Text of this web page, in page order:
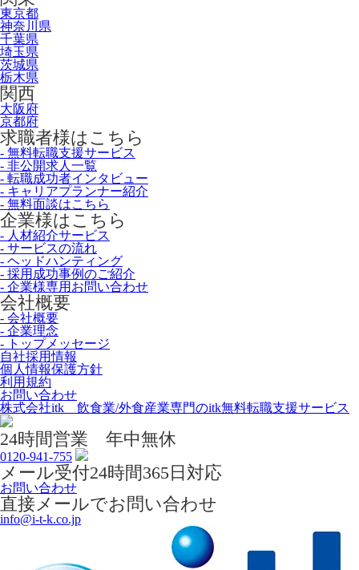
東京都
神奈川県
千葉県
埼玉県
茨城県
栃木県
関西
大阪府
京都府
求職者様はこちら
- 無料転職支援サービス
- 非公開求人一覧
- 転職成功者インタビュー
- キャリアプランナー紹介
- 無料面談はこちら
企業様はこちら
- 人材紹介サービス
- サービスの流れ
- ヘッドハンティング
- 採用成功事例のご紹介
- 企業様専用お問い合わせ
会社概要
- 会社概要
- 企業理念
- トップメッセージ
自社採用情報
個人情報保護方針
利用規約
お問い合わせ
株式会社itk 飲食業/外食産業専門のitk無料転職支援サービス
24時間営業 年中無休
0120-941-755
メール受付24時間365日対応
お問い合わせ
直接メールでお問い合わせ
info@i-t-k.co.jp